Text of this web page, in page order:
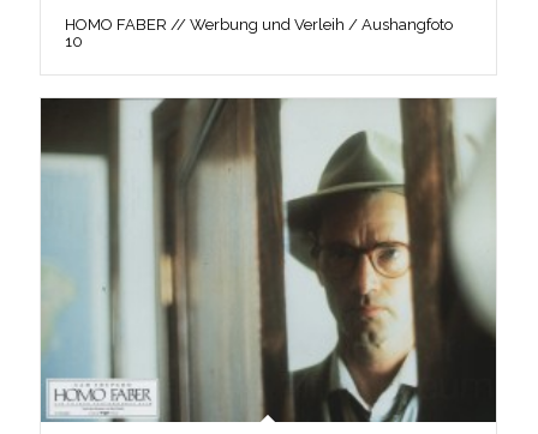
HOMO FABER // Werbung und Verleih / Aushangfoto
10